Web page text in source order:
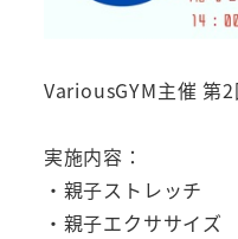
VariousGYM主催 第
実施内容：
・親子ストレッチ
・親子エクササイズ